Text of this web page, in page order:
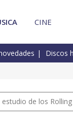
CINE
Discos
de los